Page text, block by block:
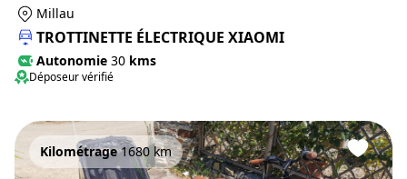
Millau
TROTTINETTE ÉLECTRIQUE XIAOMI
Autonomie 30 kms
Déposeur vérifié
Kilométrage1680 km